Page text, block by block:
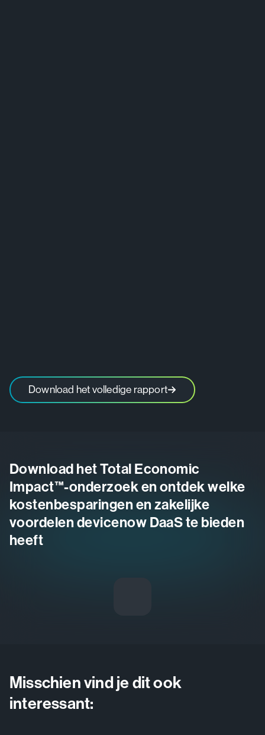
Download het volledige rapport
Download het Total Economic
Impact™-onderzoek en ontdek welke
kostenbesparingen en zakelijke
voordelen devicenow DaaS te bieden
heeft
Misschien vind je dit ook
interessant: